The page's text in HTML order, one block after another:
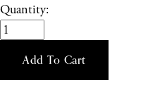
Quantity:
Add To Cart